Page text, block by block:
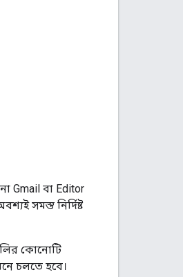
Gmail বা Editor
সমস্ত নির্দিষ্ট
কোনোটি
চলতে হবে।